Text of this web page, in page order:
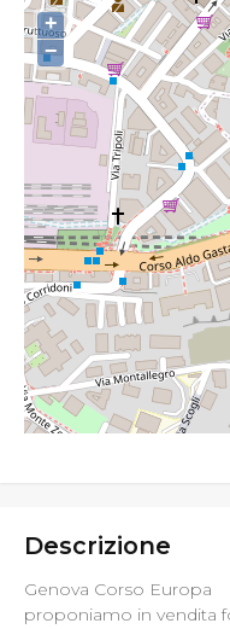
+
−
Descrizione
Genova Corso Europa
proponiamo in vendita